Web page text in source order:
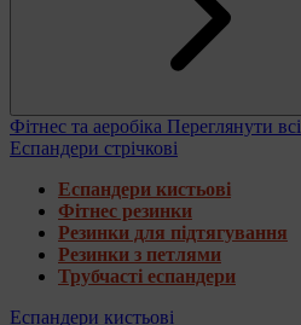
Фітнес та аеробіка Переглянути всі
Еспандери стрічкові
Еспандери кистьові
Фітнес резинки
Резинки для підтягування
Резинки з петлями
Трубчасті еспандери
Еспандери кистьові